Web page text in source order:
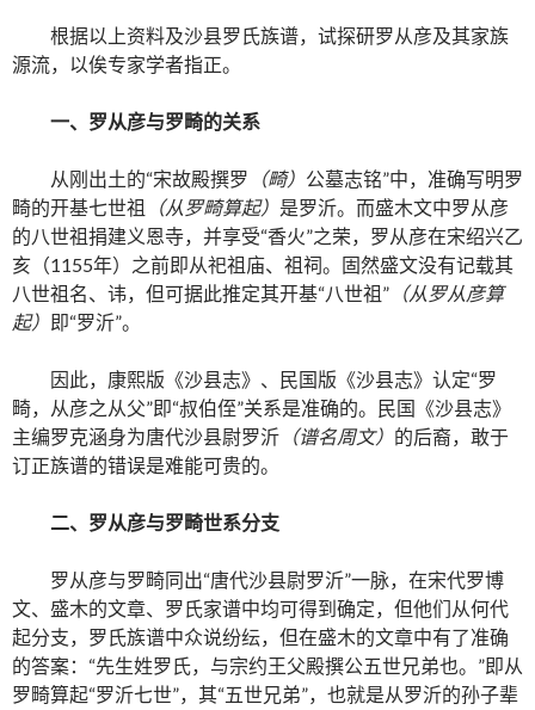
根据以上资料及沙县罗氏族谱，试探研罗从彦及其家族
源流，以俟专家学者指正。
一、罗从彦与罗畸的关系
从刚出土的“宋故殿撰罗 （畸） 公墓志铭”中，准确写明罗
畸的开基七世祖
（从罗畸算起） 是罗沂。而盛木文中罗从彦
的八世祖捐建义恩寺，并享受“香火”之荣，罗从彦在宋绍兴乙
亥（1155年）之前即从祀祖庙、祖祠。固然盛文没有记载其
八世祖名、讳，但可据此推定其开基“八世祖” （从罗从彦算
起） 即“罗沂”。
因此，康熙版《沙县志》、民国版《沙县志》认定“罗
畸，从彦之从父”即“叔伯侄”关系是准确的。民国《沙县志》
主编罗克涵身为唐代沙县尉罗沂 （谱名周文） 的后裔，敢于
订正族谱的错误是难能可贵的。
二、罗从彦与罗畸世系分支
罗从彦与罗畸同出“唐代沙县尉罗沂”一脉，在宋代罗博
文、盛木的文章、罗氏家谱中均可得到确定，但他们从何代
起分支，罗氏族谱中众说纷纭，但在盛木的文章中有了准确
的答案：“先生姓罗氏，与宗约王父殿撰公五世兄弟也。”即从
罗畸算起“罗沂七世”，其“五世兄弟”，也就是从罗沂的孙子辈